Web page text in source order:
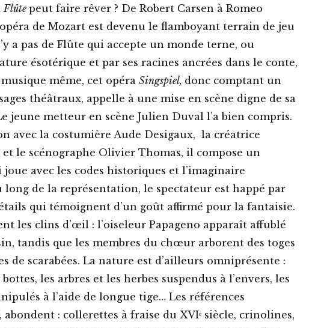
Flûte peut faire rêver ? De Robert Carsen à Romeo
de Mozart est devenu le flamboyant terrain de jeu
a pas de Flûte qui accepte un monde terne, ou
ésotérique et par ses racines ancrées dans le conte,
même, cet opéra Singspiel, donc comptant un
théâtraux, appelle à une mise en scène digne de sa
jeune metteur en scène Julien Duval l’a bien compris.
avec la costumière Aude Desigaux, la créatrice
le scénographe Olivier Thomas, il compose un
avec les codes historiques et l’imaginaire
de la représentation, le spectateur est happé par
qui témoignent d’un goût affirmé pour la fantaisie.
les clins d’œil : l’oiseleur Papageno apparaît affublé
tandis que les membres du chœur arborent des toges
de scarabées. La nature est d’ailleurs omniprésente :
les arbres et les herbes suspendus à l’envers, les
à l’aide de longue tige… Les références
abondent : collerettes à fraise du XVIᵉ siècle, crinolines,